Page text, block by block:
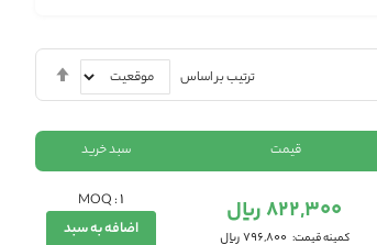
ترتیب بر اساس
نزولی
قیمت سبد خرید
822,300 ریال
کمینه قیمت 796,800 ریال
MOQ : 1
اضافه به سبد